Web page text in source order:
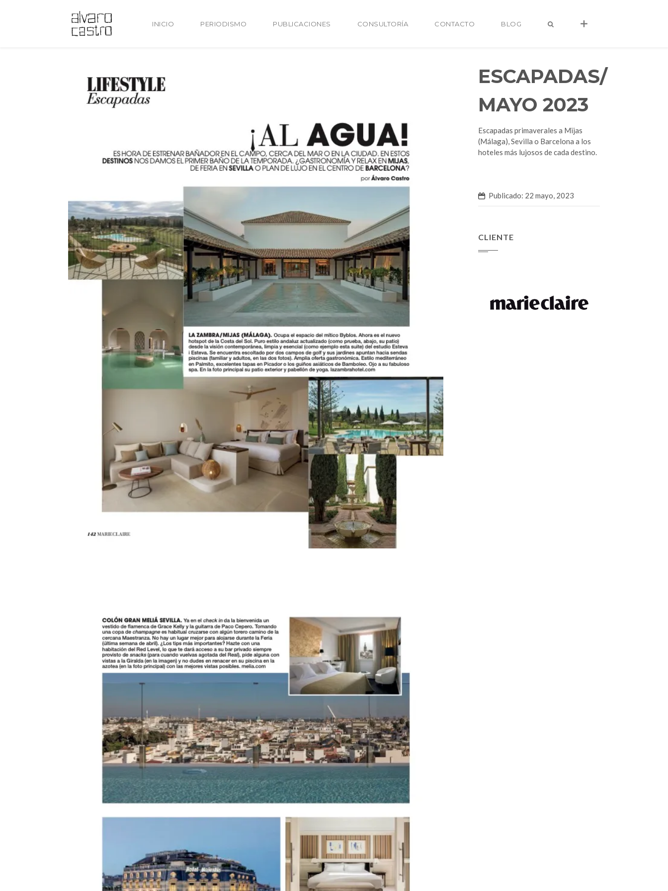
INICIO PERIODISMO PUBLICACIONES CONSULTORÍA CONTACTO BLOG
ESCAPADAS/
MAYO 2023
Escapadas primaverales a Mijas
(Málaga), Sevilla o Barcelona a los
hoteles más lujosos de cada destino.
Publicado: 22 mayo, 2023
CLIENTE